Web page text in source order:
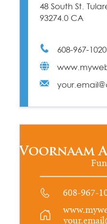
608-967-1020
48 South St.
93274.0 CA
608-967-
Voornaam